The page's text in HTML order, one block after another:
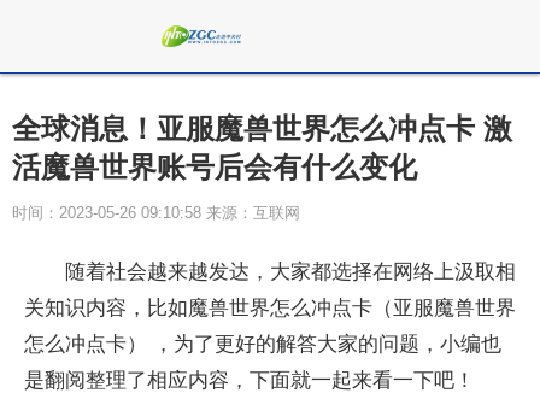
全球消息！亚服魔兽世界怎么冲点卡 激
活魔兽世界账号后会有什么变化
时间：2023-05-26 09:10:58 来源：互联网
随着社会越来越发达，大家都选择在网络上汲取相
关知识内容，比如魔兽世界怎么冲点卡（亚服魔兽世界
怎么冲点卡） ，为了更好的解答大家的问题，小编也
是翻阅整理了相应内容，下面就一起来看一下吧！